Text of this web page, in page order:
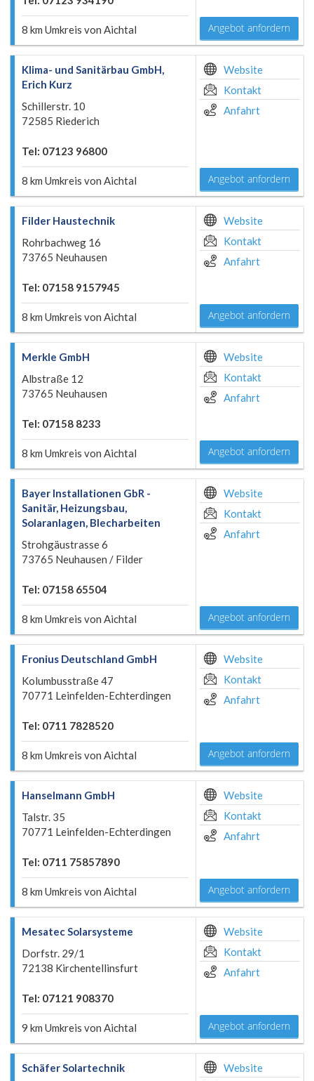
8 km Umkreis von Aichtal Angebot anfordern
Klima- und Sanitärbau GmbH,
Erich Kurz
Schillerstr. 10
72585 Riederich
Tel: 07123 96800
8 km Umkreis von Aichtal
Website
Kontakt
Anfahrt
Angebot anfordern
Filder Haustechnik
Rohrbachweg 16
73765 Neuhausen
Tel: 07158 9157945
8 km Umkreis von Aichtal
Website
Kontakt
Anfahrt
Angebot anfordern
Merkle GmbH
Albstraße 12
73765 Neuhausen
Tel: 07158 8233
8 km Umkreis von Aichtal
Website
Kontakt
Anfahrt
Angebot anfordern
Bayer Installationen GbR -
Sanitär, Heizungsbau,
Solaranlagen, Blecharbeiten
Strohgäustrasse 6
73765 Neuhausen / Filder
Tel: 07158 65504
8 km Umkreis von Aichtal
Website
Kontakt
Anfahrt
Angebot anfordern
Fronius Deutschland GmbH
Kolumbusstraße 47
70771 Leinfelden-Echterdingen
Tel: 0711 7828520
8 km Umkreis von Aichtal
Website
Kontakt
Anfahrt
Angebot anfordern
Hanselmann GmbH
Talstr. 35
70771 Leinfelden-Echterdingen
Tel: 0711 75857890
8 km Umkreis von Aichtal
Website
Kontakt
Anfahrt
Angebot anfordern
Mesatec Solarsysteme
Dorfstr. 29/1
72138 Kirchentellinsfurt
Tel: 07121 908370
9 km Umkreis von Aichtal
Website
Kontakt
Anfahrt
Angebot anfordern
Schäfer Solartechnik
Website